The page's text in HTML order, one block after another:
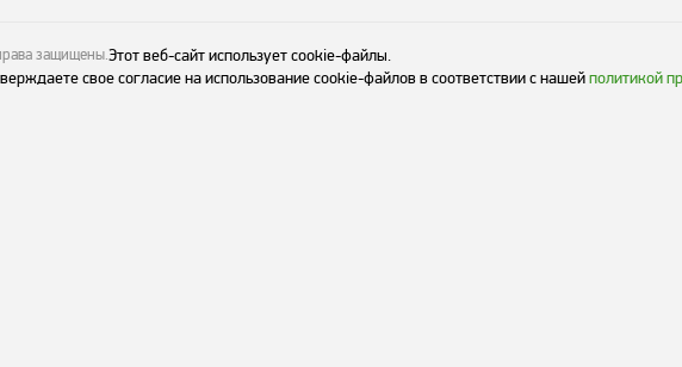
защищены.Этот веб-сайт использует cookie-файлы.
свое согласие на использование cookie-файлов в соответствии с нашейполитикой